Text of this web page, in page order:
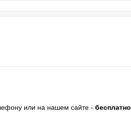
или на нашем сайте - бесплатно